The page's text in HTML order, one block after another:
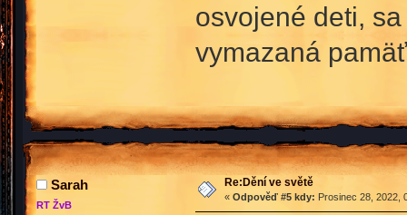
osvojené deti,
vymazaná
Sarah
RT ŽvB
Re:Dění ve světě
« Odpověď #5 kdy: Prosinec 28, 2022,